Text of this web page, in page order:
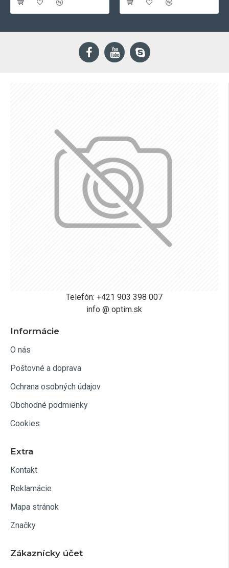
Telefón: +421 903 398 007
info @ optim.sk
Informácie
O nás
Poštovné a doprava
Ochrana osobných údajov
Obchodné podmienky
Cookies
Extra
Kontakt
Reklamácie
Mapa stránok
Značky
Zákaznícky účet